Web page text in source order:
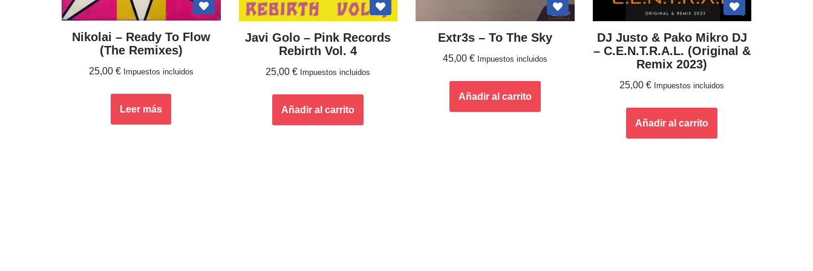
Nikolai ‎– Ready To Flow
(The Remixes)
25,00 € Impuestos incluidos
Leer más
Javi Golo – Pink Records
Rebirth Vol. 4
25,00€ Impuestos incluidos
Añadir al carrito
Extr3s ‎– To The Sky
45,00 € Impuestos incluidos
Añadir al carrito
DJ Justo & Pako Mikro DJ
– C.E.N.T.R.A.L. (Original &
Remix 2023)
25,00€ Impuestos incluidos
Añadir al carrito